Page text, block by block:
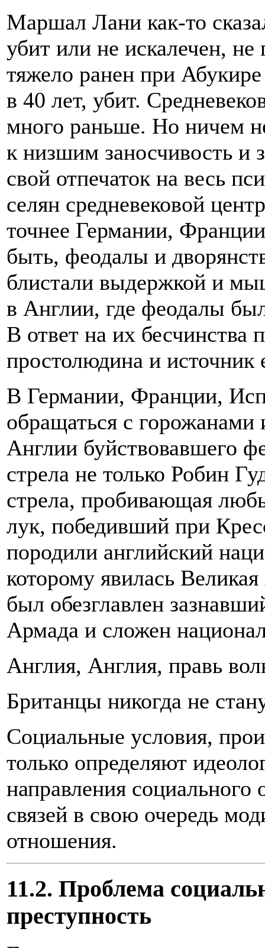
Маршал Лани как-то
убит или не искалечен,
тяжело ранен при
в 40 лет, убит.
много раньше. Но ничем
к низшим заносчивость и
свой отпечаток на весь
селян средневековой
точнее Германии,
быть, феодалы и
блистали выдержкой и
в Англии, где феодалы
В ответ на их
простолюдина и источник
В Германии, Франции,
обращаться с горожанами
Англии буйствовавшего
стрела не только Робин
стрела, пробивающая
лук, победивший при
породили английский
которому явилась
был обезглавлен
Армада и сложен
Англия, Англия, правь
Британцы никогда не
Социальные условия,
только определяют
направления
связей в свою очередь
отношения.
11.2. Проблема
преступность